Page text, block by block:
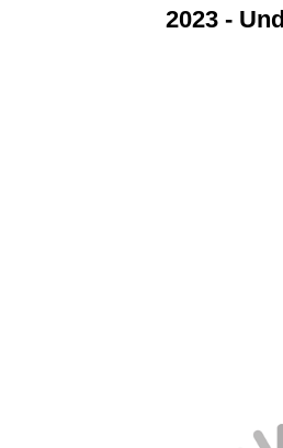
2023 -